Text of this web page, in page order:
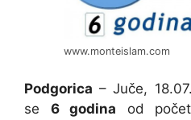
www.monteislam.com
Podgorica – Juče,
se 6 godina od